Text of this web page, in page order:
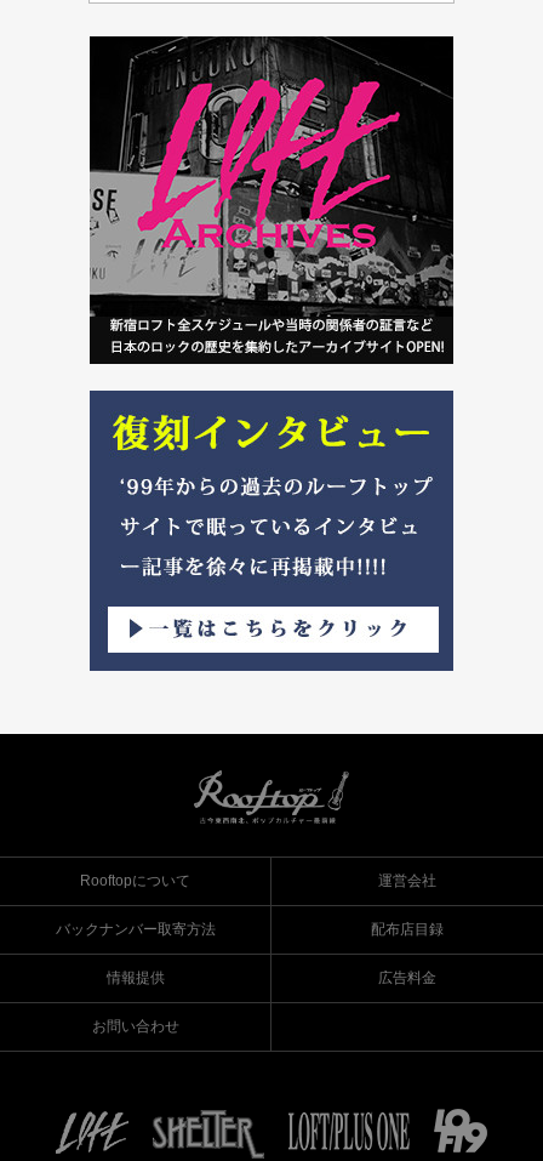
Rooftopについて 運営会社
バックナンバー取寄方法 配布店目録
情報提供 広告料金
お問い合わせ